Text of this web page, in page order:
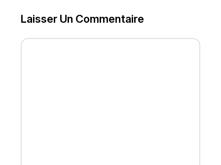
Laisser Un Commentaire